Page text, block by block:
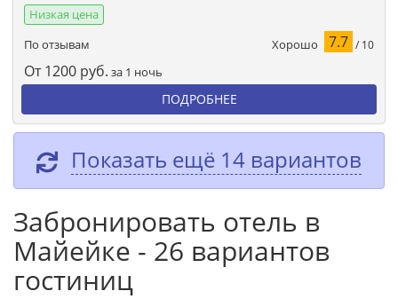
Низкая цена
По отзывам
Хорошо 7.7 / 10
От 1200 руб. за 1 ночь
ПОДРОБНЕЕ
Показать ещё 14 вариантов
Забронировать отель в
Майейке - 26 вариантов
гостиниц